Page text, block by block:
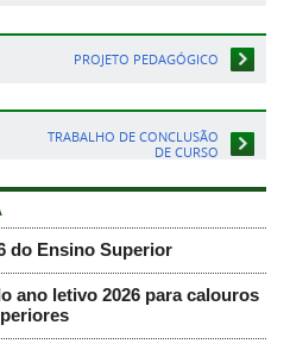
PROJETO PEDAGÓGICO
TRABALHO DE CONCLUSÃO
DE CURSO
do Ensino Superior
ano letivo 2026 para calouros